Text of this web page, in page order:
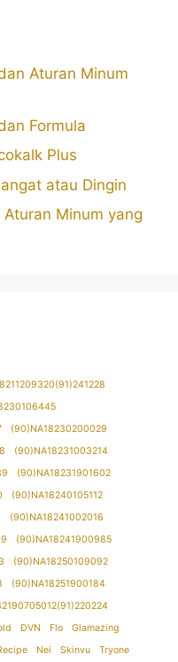
Aturan Minum
Formula
Plus
atau Dingin
Minum yang
(90)NA18230200029
(90)NA18231003214
(90)NA18231901602
(90)NA18240105112
(90)NA18241002016
(90)NA18241900985
(90)NA18250109092
(90)NA18251900184
DVN Flo
Glamazing
Nei Skinvu Tryone